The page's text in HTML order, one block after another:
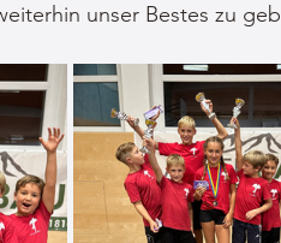
unser Bestes zu